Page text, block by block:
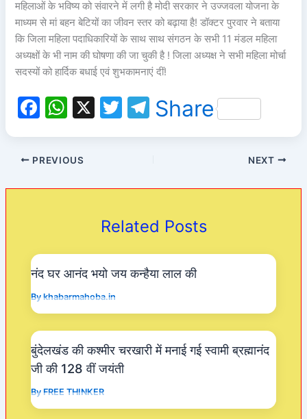
महिलाओं के भविष्य को संवारने में लगी है मोदी सरकार ने उज्जवला योजना के
माध्यम से मां बहन बेटियों का जीवन स्तर को बढ़ाया है! डॉक्टर पुरवार ने बताया
कि जिला महिला पदाधिकारियों के साथ साथ संगठन के सभी 11 मंडल महिला
अध्यक्षों के भी नाम की घोषणा की जा चुकी है ! जिला अध्यक्ष ने सभी महिला मोर्चा
सदस्यों को हार्दिक बधाई एवं शुभकामनाएं दीं!
F
c
e
b
k
W
at
s
A
X
T
T
a
m
Share
PREVIOUS NEXT
Related Posts
नंद घर आनंद भयो जय कन्हैया लाल की
Bykhabarmahoba.in
बुंदेलखंड की कश्मीर चरखारी में मनाई गई स्वामी ब्रह्मानंद
जी की 128 वीं जयंती
By FREE THINKER